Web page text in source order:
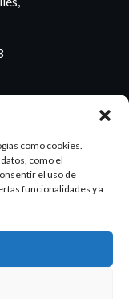
como cookies.
como el
el uso de
funcionalidades y a